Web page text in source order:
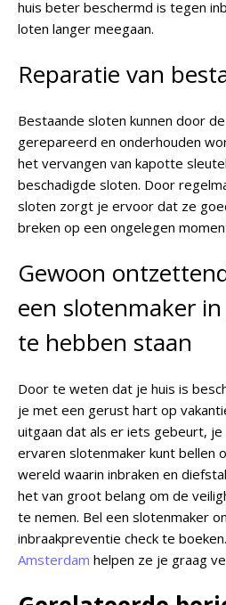
huis beter beschermd is tegen
loten langer meegaan.
Reparatie van
Bestaande sloten kunnen door
gerepareerd en onderhouden
het vervangen van kapotte
beschadigde sloten. Door
sloten zorgt je ervoor dat ze
breken op een ongelegen
Gewoon
een slotenmaker
te hebben staan
Door te weten dat je huis is
je met een gerust hart op
uitgaan dat als er iets gebeurt,
ervaren slotenmaker kunt bellen
wereld waarin inbraken en
het van groot belang om de
te nemen. Bel een slotenmaker
inbraakpreventie check te
Amsterdam helpen ze je graag